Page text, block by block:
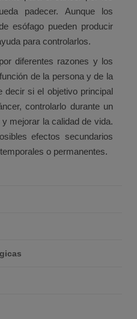
padecer. Aunque los
esófago pueden producir
para controlarlos.
diferentes razones y los
de la persona y de la
decir si el objetivo principal
controlarlo durante un
mejorar la calidad de vida.
efectos secundarios
o permanentes.